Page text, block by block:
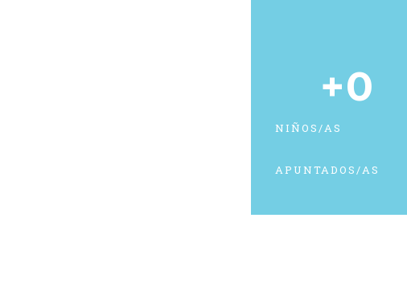
NIÑOS/AS
APUNTADOS/AS
+0